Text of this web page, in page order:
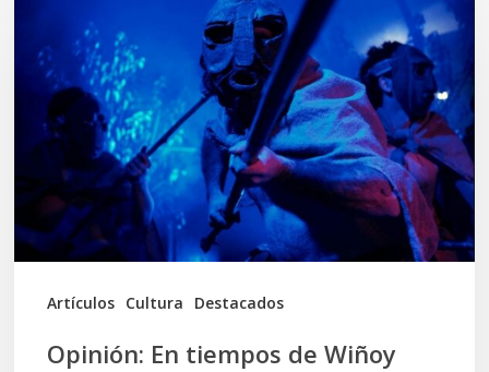
Artículos Cultura Destacados
tiempos
Wiñoy
Tripantü,
KOLLONG
impacta
la
cultura
Opinión: En tiempos de Wiñoy